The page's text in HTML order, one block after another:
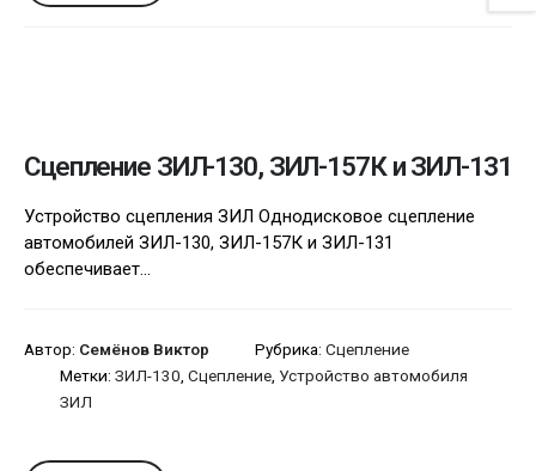
Сцепление ЗИЛ-130, ЗИЛ-157К и ЗИЛ-131
Устройство сцепления ЗИЛ Однодисковое сцепление
автомобилей ЗИЛ-130, ЗИЛ-157К и ЗИЛ-131
обеспечивает...
Автор: Семёнов Виктор Рубрика: Сцепление
Метки: ЗИЛ-130 Сцепление Устройство автомобиля
ЗИЛ